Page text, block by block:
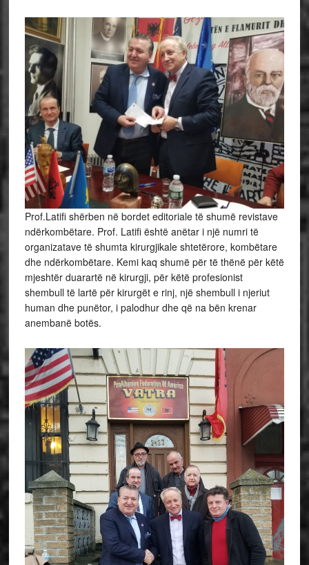
Prof.Latifi shërben në bordet editoriale të shumë revistave
ndërkombëtare. Prof. Latifi është anëtar i një numri të
organizatave të shumta kirurgjikale shtetërore, kombëtare
dhe ndërkombëtare. Kemi kaq shumë për të thënë për këtë
mjeshtër duarartë në kirurgji, për këtë profesionist
shembull të lartë për kirurgët e rinj, një shembull i njeriut
human dhe punëtor, i palodhur dhe që na bën krenar
anembanë botës.